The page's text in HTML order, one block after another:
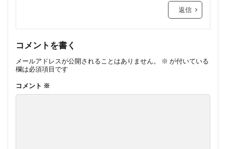
返信
コメントを書く
メールアドレスが公開されることはありません。 ※ が付いている
欄は必須項目です
コメント ※